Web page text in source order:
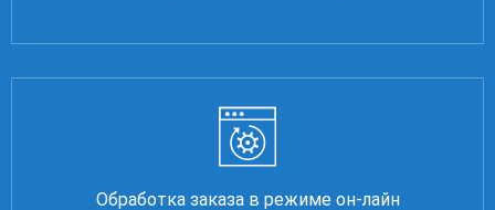
Обработка заказа в режиме он-лайн